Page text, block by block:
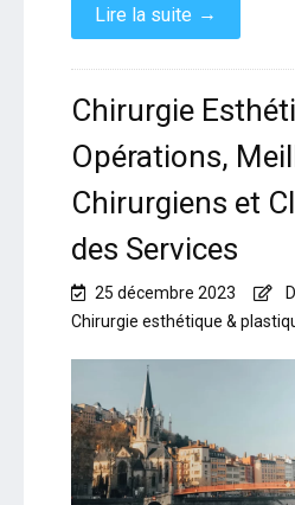
Lire la suite →
Chirurgie
Opérations,
Chirurgiens et
des Services
25 décembre 2023
Chirurgie esthétique &